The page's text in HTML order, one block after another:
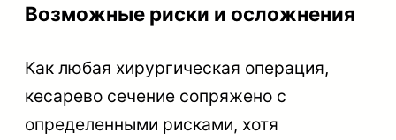
Возможные риски и осложнения
Как любая хирургическая операция,
кесарево сечение сопряжено с
определенными рисками, хотя